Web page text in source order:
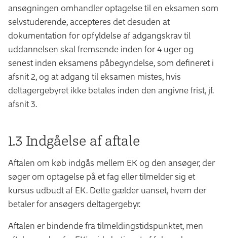
ansøgningen omhandler optagelse til en eksamen som
selvstuderende, accepteres det desuden at
dokumentation for opfyldelse af adgangskrav til
uddannelsen skal fremsende inden for 4 uger og
senest inden eksamens påbegyndelse, som defineret i
afsnit 2, og at adgang til eksamen mistes, hvis
deltagergebyret ikke betales inden den angivne frist, jf.
afsnit 3.
1.3 Indgåelse af aftale
Aftalen om køb indgås mellem EK og den ansøger, der
søger om optagelse på et fag eller tilmelder sig et
kursus udbudt af EK. Dette gælder uanset, hvem der
betaler for ansøgers deltagergebyr.
Aftalen er bindende fra tilmeldingstidspunktet, men